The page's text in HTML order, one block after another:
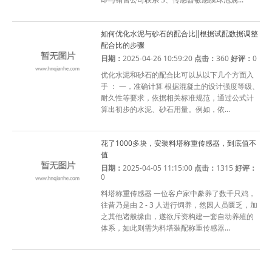
如何优化水泥与砂石的配合比‖根据试配数据调整
配合比的步骤
日期：2025-04-26 10:59:20 点击：360好评：0
优化水泥和砂石的配合比可以从以下几个方面入
手 ： 一，准确计算 根据混凝土的设计强度等级、
耐久性等要求，依据相关标准规范，通过公式计
算出初步的水泥、砂石用量。例如，依...
花了1000多块，安装料塔称重传感器，到底值不
值
日期：2025-04-05 11:15:00 点击： 1315好评：
0
料塔称重传感器 一位客户家中豢养了数千只鸡，
往昔乃是由 2 - 3 人进行饲养，然因人员匮乏，加
之其他诸般缘由，遂欲斥资构建一套自动养殖的
体系，如此则需为料塔装配称重传感器...